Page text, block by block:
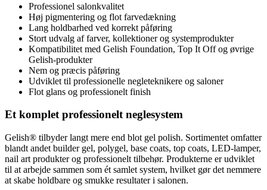
Professionel salonkvalitet
Høj pigmentering og flot farvedækning
Lang holdbarhed ved korrekt påføring
Stort udvalg af farver, kollektioner og systemprodukter
Kompatibilitet med Gelish Foundation, Top It Off og øvrige
Gelish-produkter
Nem og præcis påføring
Udviklet til professionelle negleteknikere og saloner
Flot glans og professionelt finish
Et komplet professionelt neglesystem
Gelish® tilbyder langt mere end blot gel polish. Sortimentet omfatter
blandt andet builder gel, polygel, base coats, top coats, LED-lamper,
nail art produkter og professionelt tilbehør. Produkterne er udviklet
til at arbejde sammen som ét samlet system, hvilket gør det nemmere
at skabe holdbare og smukke resultater i salonen.